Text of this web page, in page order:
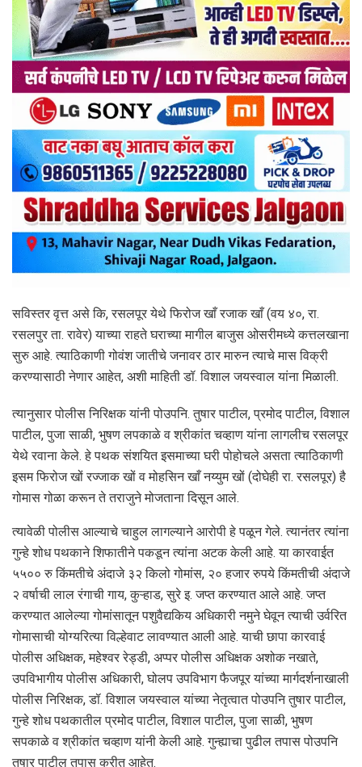
सविस्तर वृत्त असे कि, रसलपूर येथे फिरोज खाँ रजाक खाँ (वय ४०, रा.
रसलपुर ता. रावेर) याच्या राहते घराच्या मागील बाजुस ओसरीमध्ये कत्तलखाना
सुरु आहे. त्याठिकाणी गोवंश जातीचे जनावर ठार मारुन त्याचे मास विक्री
करण्यासाठी नेणार आहेत, अशी माहिती डॉ. विशाल जयस्वाल यांना मिळाली.
त्यानुसार पोलीस निरिक्षक यांनी पोउपनि. तुषार पाटील, प्रमोद पाटील, विशाल
पाटील, पुजा साळी, भुषण लपकाळे व श्रीकांत चव्हाण यांना लागलीच रसलपूर
येथे रवाना केले. हे पथक संशयित इसमाच्या घरी पोहोचले असता त्याठिकाणी
इसम फिरोज खों रज्जाक खों व मोहसिन खाँ नय्युम खों (दोघेही रा. रसलपूर) है
गोमास गोळा करून ते तराजुने मोजताना दिसून आले.
त्यावेळी पोलीस आल्याचे चाहुल लागल्याने आरोपी हे पळून गेले. त्यानंतर त्यांना
गुन्हे शोध पथकाने शिफातीने पकडून त्यांना अटक केली आहे. या कारवाईत
५५०० रु किंमतीचे अंदाजे ३२ किलो गोमांस, २० हजार रुपये किंमतीची अंदाजे
२ वर्षाची लाल रंगाची गाय, कुऱ्हाड, सुरे इ. जप्त करण्यात आले आहे. जप्त
करण्यात आलेल्या गोमांसातून पशुवैद्यकिय अधिकारी नमुने घेवून त्याची उर्वरित
गोमासाची योग्यरित्या विल्हेवाट लावण्यात आली आहे. याची छापा कारवाई
पोलीस अधिक्षक, महेश्वर रेड्डी, अप्पर पोलीस अधिक्षक अशोक नखाते,
उपविभागीय पोलीस अधिकारी, घोलप उपविभाग फैजपूर यांच्या मार्गदर्शनाखाली
पोलीस निरिक्षक, डॉ. विशाल जयस्वाल यांच्या नेतृत्वात पोउपनि तुषार पाटील,
गुन्हे शोध पथकातील प्रमोद पाटील, विशाल पाटील, पुजा साळी, भुषण
सपकाळे व श्रीकांत चव्हाण यांनी केली आहे. गुन्ह्याचा पुढील तपास पोउपनि
तुषार पाटील तपास करीत आहेत.